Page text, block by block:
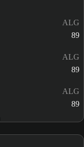
ALG
89
ALG
89
ALG
89